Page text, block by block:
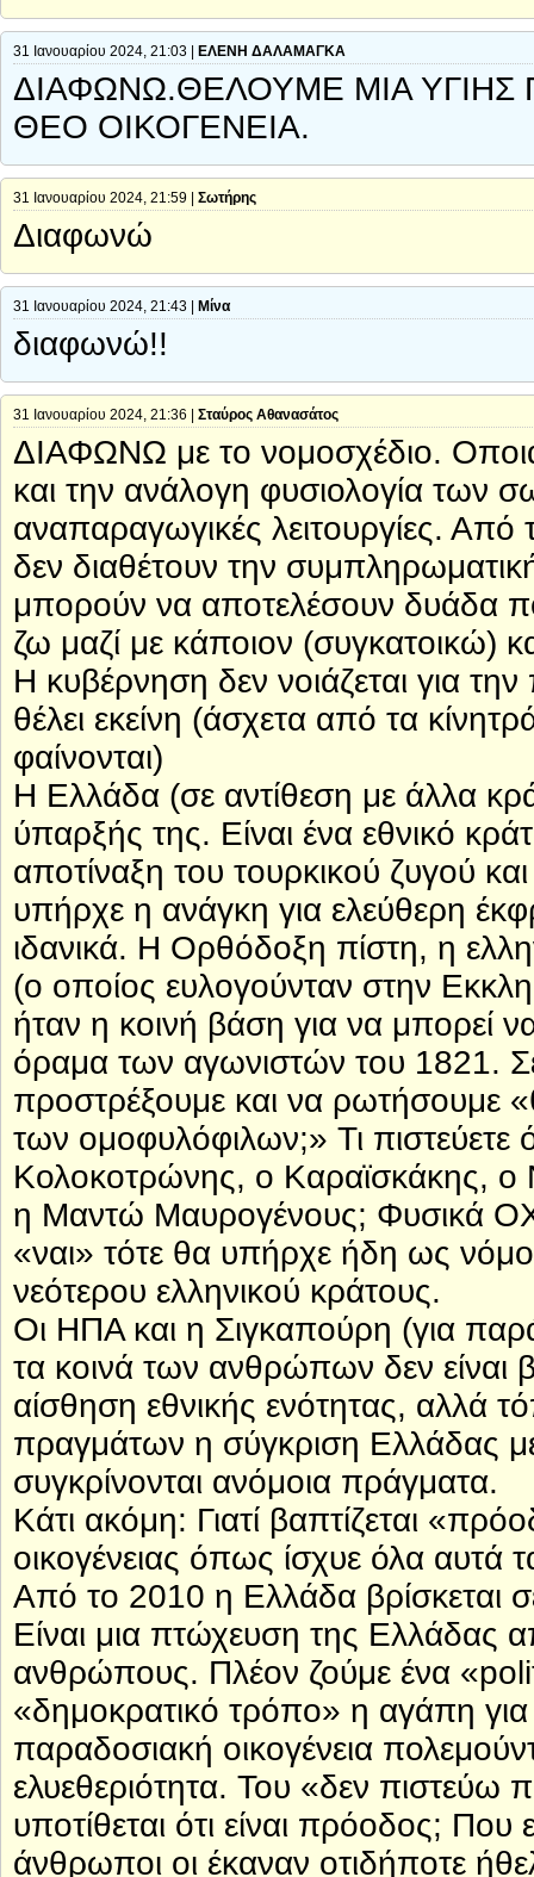
31 Ιανουαρίου 2024, 21:03 | ΕΛΕΝΗ ΔΑΛΑΜΑΓΚΑ
ΔΙΑΦΩΝΩ.ΘΕΛΟΥΜΕ ΜΙΑ
ΘΕΟ ΟΙΚΟΓΕΝΕΙΑ.
31 Ιανουαρίου 2024, 21:59 | Σωτήρης
Διαφωνώ
31 Ιανουαρίου 2024, 21:43 | Μίνα
διαφωνώ!!
31 Ιανουαρίου 2024, 21:36 | Σταύρος Αθανασάτος
ΔΙΑΦΩΝΩ με το νομοσχέδιο.
και την ανάλογη φυσιολογία των
αναπαραγωγικές λειτουργίες.
δεν διαθέτουν την
μπορούν να αποτελέσουν δυάδα
ζω μαζί με κάποιον (συγκατοικώ)
Η κυβέρνηση δεν νοιάζεται για
θέλει εκείνη (άσχετα από τα
φαίνονται)
Η Ελλάδα (σε αντίθεση με άλλα
ύπαρξής της. Είναι ένα εθνικό
αποτίναξη του τουρκικού ζυγού
υπήρχε η ανάγκη για ελεύθερη
ιδανικά. Η Ορθόδοξη πίστη, η
(ο οποίος ευλογούνταν στην
ήταν η κοινή βάση για να μπορεί
όραμα των αγωνιστών του 1821.
προστρέξουμε και να ρωτήσουμε
των ομοφυλόφιλων;» Τι
Κολοκοτρώνης, ο Καραϊσκάκης,
η Μαντώ Μαυρογένους; Φυσικά ΟΧΙ.
«ναι» τότε θα υπήρχε ήδη ως
νεότερου ελληνικού κράτους.
Οι ΗΠΑ και η Σιγκαπούρη (για
τα κοινά των ανθρώπων δεν είναι
αίσθηση εθνικής ενότητας, αλλά
πραγμάτων η σύγκριση Ελλάδας
συγκρίνονται ανόμοια πράγματα.
Κάτι ακόμη: Γιατί βαπτίζεται
οικογένειας όπως ίσχυε όλα αυτά
Από το 2010 η Ελλάδα βρίσκεται
Είναι μια πτώχευση της Ελλάδας
ανθρώπους. Πλέον ζούμε ένα
«δημοκρατικό τρόπο» η αγάπη για
παραδοσιακή οικογένεια
ελυεθεριότητα. Του «δεν πιστεύω
υποτίθεται ότι είναι πρόοδος; Που
άνθρωποι οι έκαναν οτιδήποτε